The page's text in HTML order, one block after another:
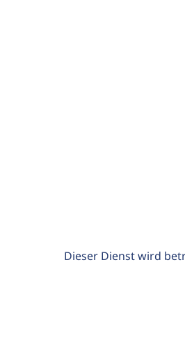
Dieser Dienst wird